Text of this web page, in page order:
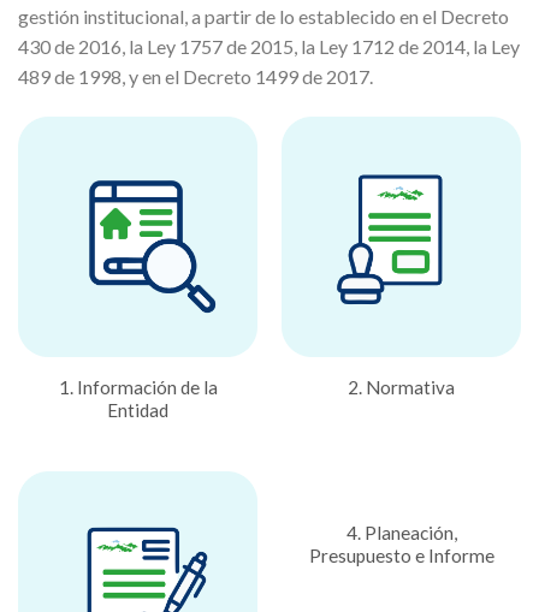
gestión institucional, a partir de lo establecido en el Decreto
430 de 2016, la Ley 1757 de 2015, la Ley 1712 de 2014, la Ley
489 de 1998, y en el Decreto 1499 de 2017.
1. Información de la
Entidad
2. Normativa
4. Planeación,
Presupuesto e Informe